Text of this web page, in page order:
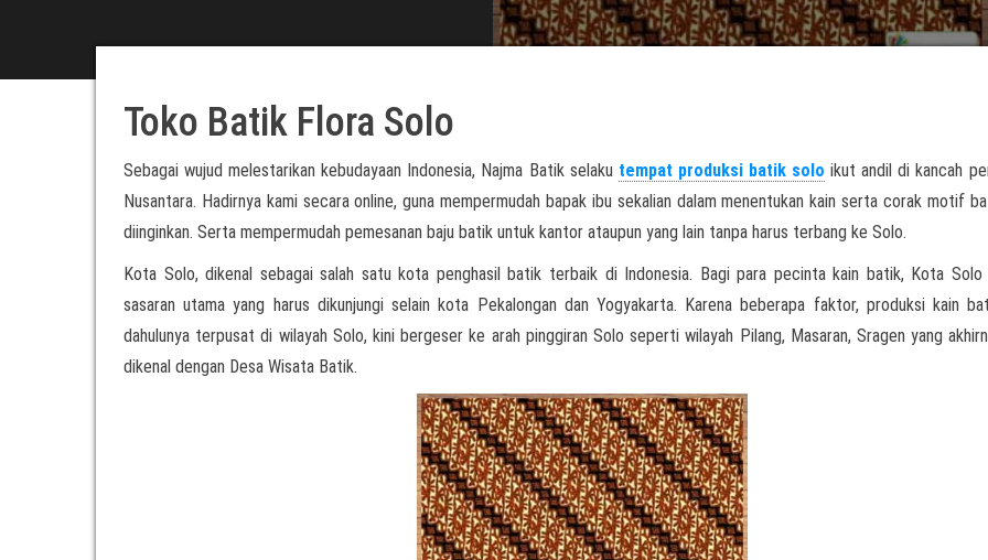
Toko Batik Flora Solo
Sebagai wujud melestarikan kebudayaan Indonesia, Najma Batik selaku tempat produksi batik solo ikut andil di kancah
Nusantara. Hadirnya kami secara online, guna mempermudah bapak ibu sekalian dalam menentukan kain serta corak motif
diinginkan. Serta mempermudah pemesanan baju batik untuk kantor ataupun yang lain tanpa harus terbang ke Solo.
Kota Solo, dikenal sebagai salah satu kota penghasil batik terbaik di Indonesia. Bagi para pecinta kain batik, Kota Solo
sasaran utama yang harus dikunjungi selain kota Pekalongan dan Yogyakarta. Karena beberapa faktor, produksi kain
dahulunya terpusat di wilayah Solo, kini bergeser ke arah pinggiran Solo seperti wilayah Pilang, Masaran, Sragen yang
dikenal dengan Desa Wisata Batik.